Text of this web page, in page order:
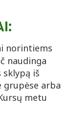
norintiems
naudinga
iš
grupėse arba
metu